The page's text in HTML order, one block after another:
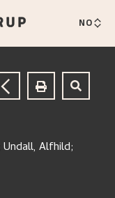
NO
Undall, Alfhild;